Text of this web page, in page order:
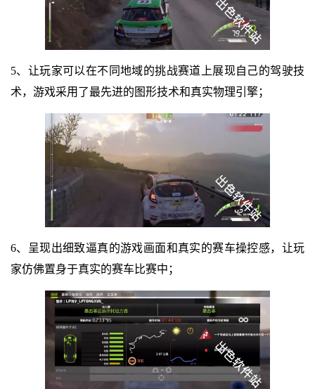
5、让玩家可以在不同地域的挑战赛道上展现自己的驾驶技
术，游戏采用了最先进的图形技术和真实物理引擎；
6、呈现出细致逼真的游戏画面和真实的赛车操控感，让玩
家仿佛置身于真实的赛车比赛中；